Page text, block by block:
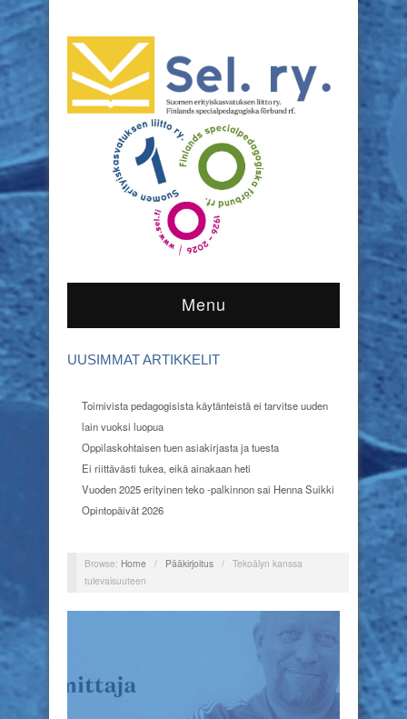
Menu
UUSIMMAT ARTIKKELIT
Toimivista pedagogisista käytänteistä ei tarvitse uuden
lain vuoksi luopua
Oppilaskohtaisen tuen asiakirjasta ja tuesta
Ei riittävästi tukea, eikä ainakaan heti
Vuoden 2025 erityinen teko -palkinnon sai Henna Suikki
Opintopäivät 2026
Browse: Home / Pääkirjoitus /
Tekoälyn kanssa
tulevaisuuteen